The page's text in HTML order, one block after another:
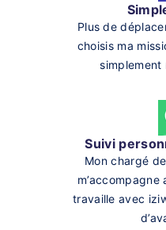
Plus de
choisis ma
simplement
Suivi
Mon chargé
m’accompagne
travaille avec